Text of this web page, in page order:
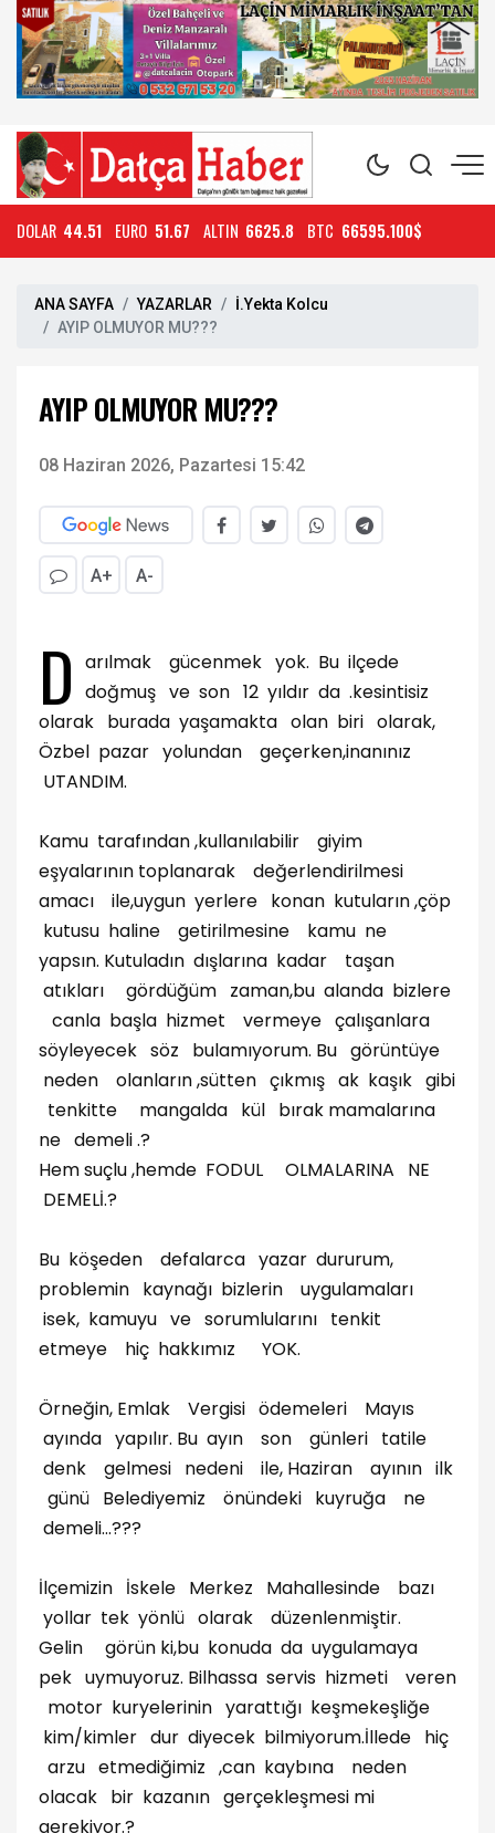
DOLAR 44.51 EURO 51.67 ALTIN 6625.8 BTC 66595.100$
ANA SAYFA YAZARLAR
İ.Yekta Kolcu
AYIP OLMUYOR MU???
AYIP OLMUYOR MU???
08 Haziran 2026, Pazartesi 15:42
A+ A-
D arılmak gücenmek yok. Bu ilçede
doğmuş ve son 12 yıldır da .kesintisiz
olarak burada yaşamakta olan biri olarak,
Özbel pazar yolundan geçerken,inanınız
UTANDIM.
Kamu tarafından ,kullanılabilir giyim
eşyalarının toplanarak değerlendirilmesi
amacı ile,uygun yerlere konan kutuların ,çöp
kutusu haline getirilmesine kamu ne
yapsın. Kutuladın dışlarına kadar taşan
atıkları gördüğüm zaman,bu alanda bizlere
canla başla hizmet vermeye çalışanlara
söyleyecek söz bulamıyorum. Bu görüntüye
neden olanların ,sütten çıkmış ak kaşık gibi
tenkitte mangalda kül bırak mamalarına
ne demeli .?
Hem suçlu ,hemde FODUL OLMALARINA NE
DEMELİ.?
Bu köşeden defalarca yazar dururum,
problemin kaynağı bizlerin uygulamaları
isek, kamuyu ve sorumlularını tenkit
etmeye hiç hakkımız YOK.
Örneğin, Emlak Vergisi ödemeleri Mayıs
ayında yapılır. Bu ayın son günleri tatile
denk gelmesi nedeni ile, Haziran ayının ilk
günü Belediyemiz önündeki kuyruğa ne
demeli...???
İlçemizin İskele Merkez Mahallesinde bazı
yollar tek yönlü olarak düzenlenmiştir.
Gelin görün ki,bu konuda da uygulamaya
pek uymuyoruz. Bilhassa servis hizmeti veren
motor kuryelerinin yarattığı keşmekeşliğe
kim/kimler dur diyecek bilmiyorum.İllede hiç
arzu etmediğimiz ,can kaybına neden
olacak bir kazanın gerçekleşmesi mi
gerekiyor.?